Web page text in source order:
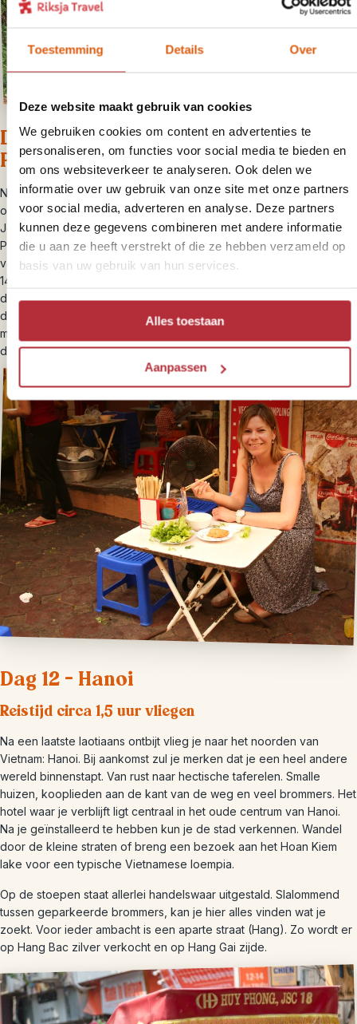
Toestemming Details Over
Deze website maakt gebruik van cookies
We gebruiken cookies om content en advertenties te
personaliseren, om functies voor social media te bieden en
om ons websiteverkeer te analyseren. Ook delen we
informatie over uw gebruik van onze site met onze partners
voor social media, adverteren en analyse. Deze partners
kunnen deze gegevens combineren met andere informatie
die u aan ze heeft verstrekt of die ze hebben verzameld op
basis van uw gebruik van hun services.
Alles toestaan
Aanpassen
Dag 11 – Rijst plukken bij Luang
Prabang
Naast indrukwekkende tempels en de Mekong rivier, vind je in de
omgeving van Luang Prabang ook uitgestrekte, groene rijstvelden.
Je vertreks ’s morgens richting de rijstvelden rondom Luang
Prabang. Hier werk je samen met de lokale bevolking om elke stap
van de rijstoogst te ervaren. De gids is enthousiast en vertelt je in
14 stappen hoe rijst verbouwd wordt. Stap met je blote voeten in
de modder en plant zelf de rijst in de grond. Of vlecht samen met
de vrouwen uit het dorp een rieten mand in elkaar. De tour eindigt
met een proeverij van traditionele rijstgerechten. Aan het eind van
de ochtend word je weer teruggebracht naar je hotel.
Dag 12 – Hanoi
Reistijd circa 1,5 uur vliegen
Na een laatste laotiaans ontbijt vlieg je naar het noorden van
Vietnam: Hanoi. Bij aankomst zul je merken dat je een heel andere
wereld binnenstapt. Van rust naar hectische taferelen. Smalle
huizen, kooplieden aan de kant van de weg en veel brommers. Het
hotel waar je verblijft ligt centraal in het oude centrum van Hanoi.
Na je geïnstalleerd te hebben kun je de stad verkennen. Wandel
door de kleine straten of breng een bezoek aan het Hoan Kiem
lake voor een typische Vietnamese loempia.
Op de stoepen staat allerlei handelswaar uitgestald. Slalommend
tussen geparkeerde brommers, kan je hier alles vinden wat je
zoekt. Voor ieder ambacht is een aparte straat (Hang). Zo wordt er
op Hang Bac zilver verkocht en op Hang Gai zijde.